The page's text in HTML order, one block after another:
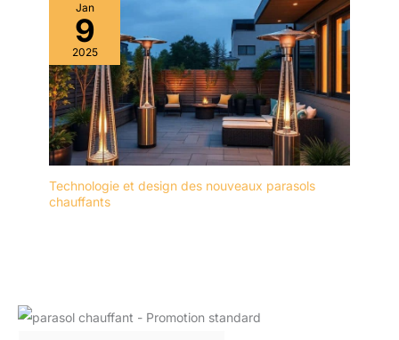
Jan
9
2025
Technologie et design des nouveaux parasols
chauffants